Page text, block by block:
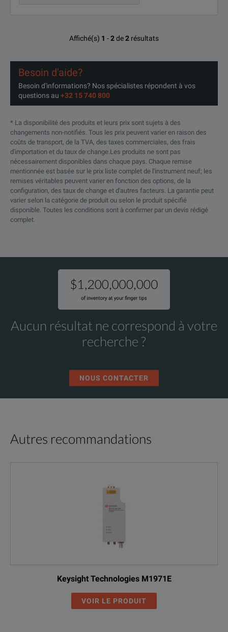
Affiché(s) 1 -2de2 résultats
Besoin d'aide?
Besoin d'informations? Nos spécialistes répondent à vos
questions au +32 15 740 800
* La disponibilité des produits et leurs prix sont sujets à des
changements non-notifiés. Tous les prix peuvent varier en raison des
coûts de transport, de la TVA, des taxes commerciales, des frais
d'importation et du taux de change.Les produits ne sont pas
nécessairement disponibles dans chaque pays. Chaque remise
mentionnée est basée sur le prix liste complet de l'instrument neuf; les
remises véritables peuvent varier en fonction des options, de la
configuration, des taux de change et d'autres facteurs. La garantie peut
varier selon la catégorie de produit ou selon le produit spécifié
disponible. Toutes les conditions sont à confirmer par un devis rédigé
complet.
Aucun résultat ne correspond à votre
recherche ?
NOUS CONTACTER
Autres recommandations
Keysight Technologies M1971E
VOIR LE PRODUIT